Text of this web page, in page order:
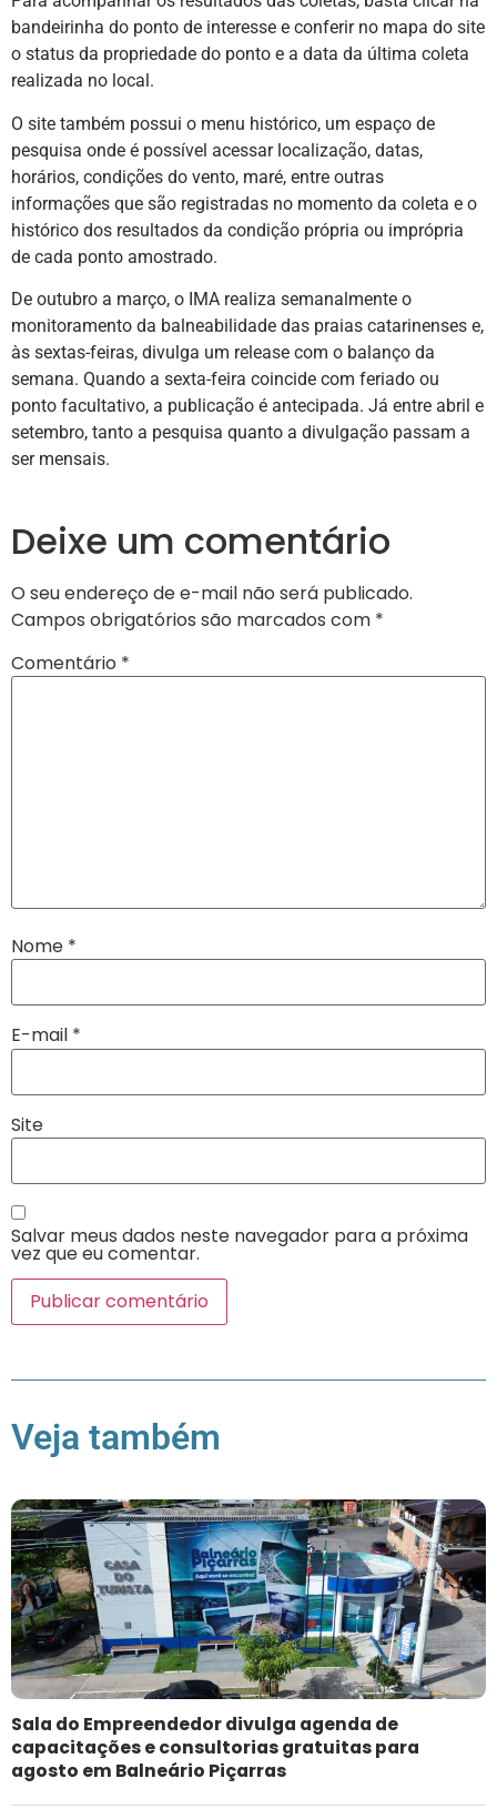
bandeirinha do ponto de interesse e conferir no mapa do site
o status da propriedade do ponto e a data da última coleta
realizada no local.
O site também possui o menu histórico, um espaço de
pesquisa onde é possível acessar localização, datas,
horários, condições do vento, maré, entre outras
informações que são registradas no momento da coleta e o
histórico dos resultados da condição própria ou imprópria
de cada ponto amostrado.
De outubro a março, o IMA realiza semanalmente o
monitoramento da balneabilidade das praias catarinenses e,
às sextas-feiras, divulga um release com o balanço da
semana. Quando a sexta-feira coincide com feriado ou
ponto facultativo, a publicação é antecipada. Já entre abril e
setembro, tanto a pesquisa quanto a divulgação passam a
ser mensais.
Deixe um comentário
O seu endereço de e-mail não será publicado.
Campos obrigatórios são marcados com *
Comentário *
Nome *
E-mail *
Site
Salvar meus dados neste navegador para a próxima
vez que eu comentar.
Veja também
Sala do Empreendedor divulga agenda de
capacitações e consultorias gratuitas para
agosto em Balneário Piçarras